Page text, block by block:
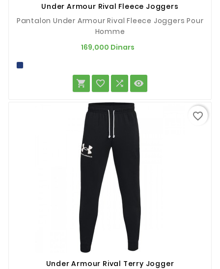
Under Armour Rival Fleece Joggers
Pantalon Under Armour Rival Fleece Joggers Pour
Homme
169,000 Dinars
   
Under Armour Rival Terry Jogger
favorite_border